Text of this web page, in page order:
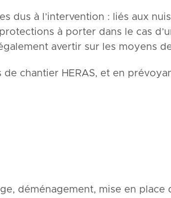
dus à l’intervention : liés aux
à porter dans le cas
avertir sur les moyens
chantier HERAS, et en
déménagement, mise en place